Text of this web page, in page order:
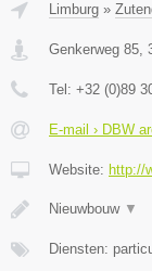
Limburg »
Genkerweg 85,
Tel: +32 (0)89
E-mail › DBW
Website: http://
Nieuwbouw ▼
Diensten: